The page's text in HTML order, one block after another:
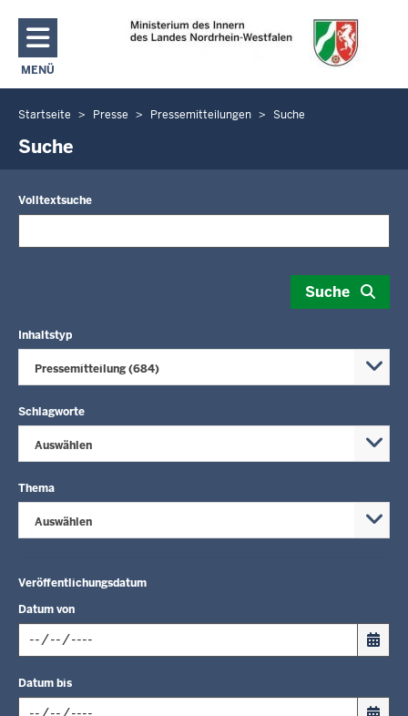
Direkt zum Inhalt
MENÜ
NAVIGATION AKTIVIEREN/DEAKTIVIEREN: MAIN MENU
Sie
befinden
Startseite Presse Pressemitteilungen Suche
Suche
Volltextsuche
Suche
Inhaltstyp
Pressemitteilung (684)
Schlagworte
Auswählen
Thema
Auswählen
Veröffentlichungsdatum
Datum von
date
Datum bis